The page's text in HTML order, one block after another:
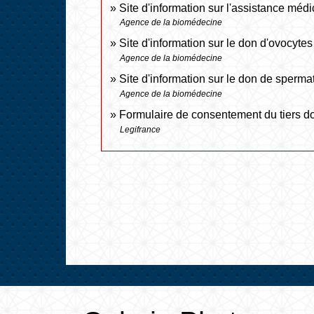
Site d'information sur l'assistance
Agence de la biomédecine
Site d'information sur le don d'ovocytes
Agence de la biomédecine
Site d'information sur le don de
Agence de la biomédecine
Formulaire de consentement du tiers
Legifrance